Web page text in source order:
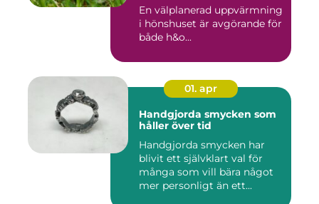
En välplanerad uppvärmning
i hönshuset är avgörande för
både h&o...
01. apr
Handgjorda smycken som
håller över tid
Handgjorda smycken har
blivit ett självklart val för
många som vill bära något
mer personligt än ett...